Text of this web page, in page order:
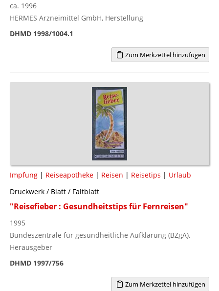
ca. 1996
HERMES Arzneimittel GmbH, Herstellung
DHMD 1998/1004.1
Zum Merkzettel hinzufügen
Impfung | Reiseapotheke | Reisen | Reisetips | Urlaub
Druckwerk / Blatt / Faltblatt
"Reisefieber : Gesundheitstips für Fernreisen"
1995
Bundeszentrale für gesundheitliche Aufklärung (BZgA),
Herausgeber
DHMD 1997/756
Zum Merkzettel hinzufügen